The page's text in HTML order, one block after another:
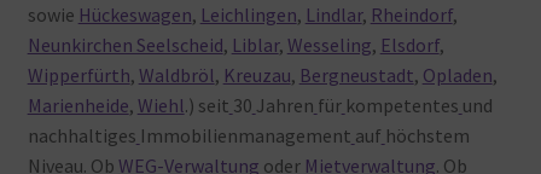
sowie Hückeswagen, Leichlingen, Lindlar, Rheindorf,
Neunkirchen Seelscheid, Liblar, Wesseling, Elsdorf,
Wipperfürth, Waldbröl, Kreuzau, Bergneustadt, Opladen,
Marienheide, Wiehl.) seit 30 Jahren für kompetentes und
nachhaltiges Immobilienmanagement auf höchstem
Niveau. Ob WEG-Verwaltung oder Mietverwaltung. Ob